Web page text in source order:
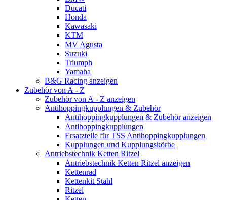
Ducati
Honda
Kawasaki
KTM
MV Agusta
Suzuki
Triumph
Yamaha
B&G Racing anzeigen
Zubehör von A - Z
Zubehör von A - Z anzeigen
Antihoppingkupplungen & Zubehör
Antihoppingkupplungen & Zubehör anzeigen
Antihoppingkupplungen
Ersatzteile für TSS Antihoppingkupplungen
Kupplungen und Kupplungskörbe
Antriebstechnik Ketten Ritzel
Antriebstechnik Ketten Ritzel anzeigen
Kettenrad
Kettenkit Stahl
Ritzel